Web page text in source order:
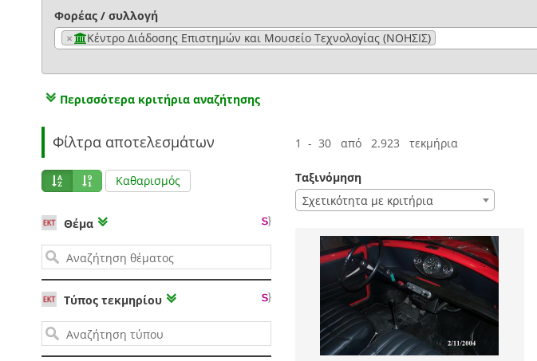
Φορέας / συλλογή
×
Κέντρο Διάδοσης Επιστημών και Μουσείο Τεχνολογίας (ΝΟΗΣΙΣ)
Περισσότερα κριτήρια αναζήτησης
Φίλτρα αποτελεσμάτων
Καθαρισμός
Θέμα
Τύπος τεκμηρίου
1 - 30 από 2.923 τεκμήρια
Ταξινόμηση
Σχετικότητα με κριτήρια